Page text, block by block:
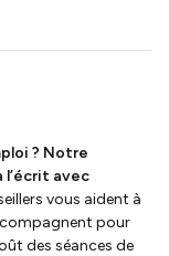
? Notre
avec
vous aident à
pour
des séances de